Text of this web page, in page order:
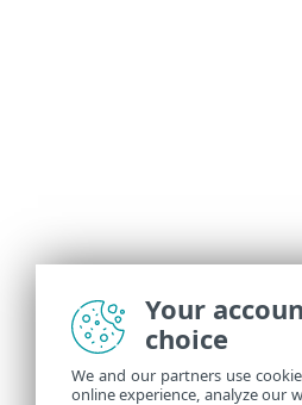
Your
choice
We and our partners use
online experience, analyze our